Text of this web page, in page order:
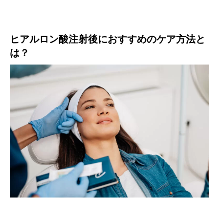
ヒアルロン酸注射後におすすめのケア方法と
は？